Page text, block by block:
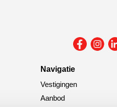
Navigatie
Vestigingen
Aanbod